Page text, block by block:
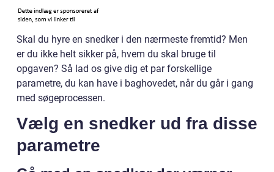
Skal du hyre en snedker i den nærmeste fremtid? Men
er du ikke helt sikker på, hvem du skal bruge til
opgaven? Så lad os give dig et par forskellige
parametre, du kan have i baghovedet, når du går i gang
med søgeprocessen.
Vælg en snedker ud fra disse
parametre